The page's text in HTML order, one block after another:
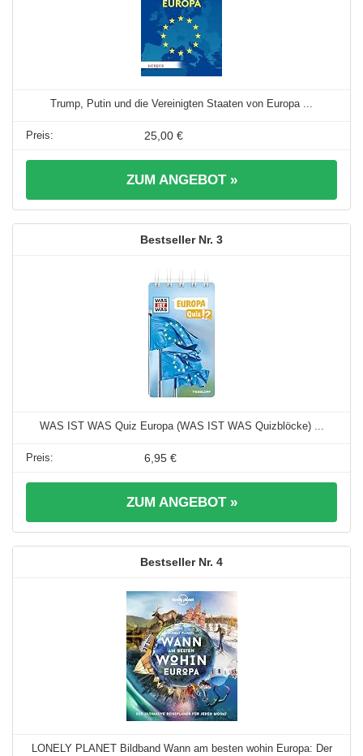
Trump, Putin und die Vereinigten Staaten von Europa ...
25,00 €
ZUM ANGEBOT »
3
WAS IST WAS Quiz Europa (WAS IST WAS Quizblöcke) ...
6,95 €
ZUM ANGEBOT »
4
LONELY PLANET Bildband Wann am besten wohin Europa: Der